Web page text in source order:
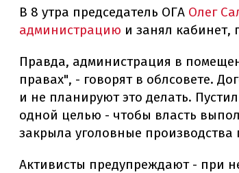
В 8 утра председатель ОГА Олег
администрацию и занял кабинет,
Правда, администрация в
правах", - говорят в облсовете.
и не планируют это делать.
одной целью - чтобы власть
закрыла уголовные производства
Активисты предупреждают - при